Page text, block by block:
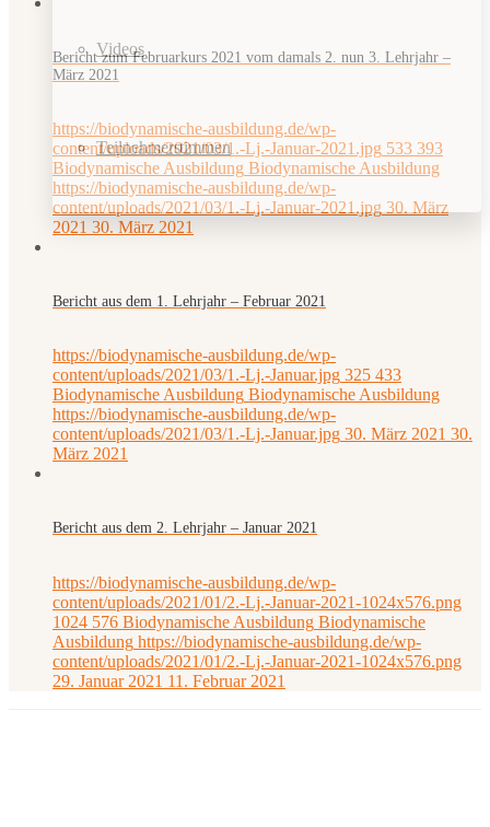
Videos
Teilnehmerstimmen
Bericht zum Februarkurs 2021 vom damals 2. nun 3. Lehrjahr –
März 2021
https://biodynamische-ausbildung.de/wp-
content/uploads/2021/03/1.-Lj.-Januar-2021.jpg 533 393
Biodynamische Ausbildung Biodynamische Ausbildung
https://biodynamische-ausbildung.de/wp-
content/uploads/2021/03/1.-Lj.-Januar-2021.jpg 30. März
2021 30. März 2021
Bericht aus dem 1. Lehrjahr – Februar 2021
https://biodynamische-ausbildung.de/wp-
content/uploads/2021/03/1.-Lj.-Januar.jpg 325 433
Biodynamische Ausbildung Biodynamische Ausbildung
https://biodynamische-ausbildung.de/wp-
content/uploads/2021/03/1.-Lj.-Januar.jpg 30. März 2021 30.
März 2021
Bericht aus dem 2. Lehrjahr – Januar 2021
https://biodynamische-ausbildung.de/wp-
content/uploads/2021/01/2.-Lj.-Januar-2021-1024x576.png
1024 576 Biodynamische Ausbildung Biodynamische
Ausbildung https://biodynamische-ausbildung.de/wp-
content/uploads/2021/01/2.-Lj.-Januar-2021-1024x576.png
29. Januar 2021 11. Februar 2021